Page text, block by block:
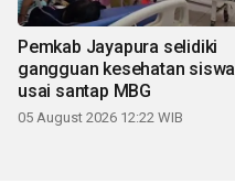
Pemkab Jayapura selidiki
gangguan kesehatan siswa
usai santap MBG
05 August 2026 12:22 WIB